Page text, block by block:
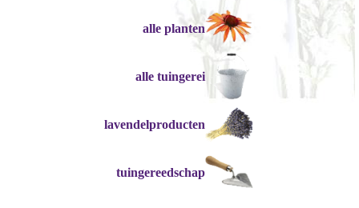
alle planten
alle tuingerei
lavendelproducten
tuingereedschap